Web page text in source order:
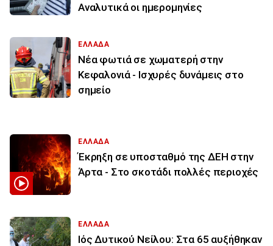
Αναλυτικά οι ημερομηνίες
ΕΛΛΑΔΑ
Νέα φωτιά σε χωματερή στην
Κεφαλονιά - Ισχυρές δυνάμεις στο
σημείο
ΕΛΛΑΔΑ
Έκρηξη σε υποσταθμό της ΔΕΗ στην
Άρτα - Στο σκοτάδι πολλές περιοχές
ΕΛΛΑΔΑ
Ιός Δυτικού Νείλου: Στα 65 αυξήθηκαν